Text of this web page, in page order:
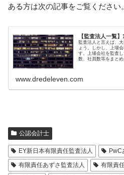
ある方は次の記事をご覧ください。
【監査法人一覧
監査法人と言えば、
ょう。しかし、上場
す。上場会社を監査
数、社員数等をまと
www.dredeleven.com
公認会計士
EY新日本有限責任監査法人
PwC
有限責任あずさ監査法人
有限責